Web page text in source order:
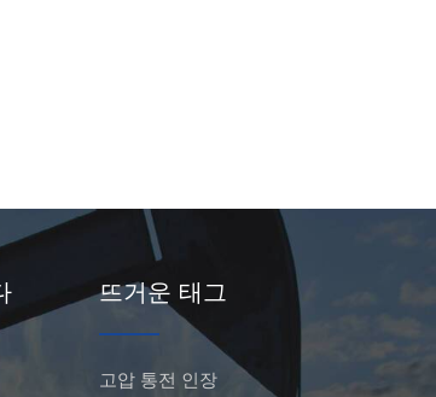
뜨거운 태그
고압 통전 인장